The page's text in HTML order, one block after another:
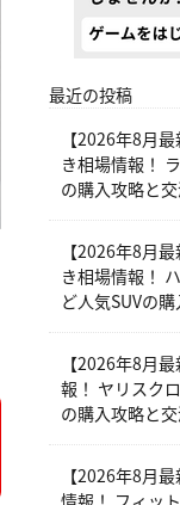
最近の投稿
【2026年8月
き相場情報！
の購入攻略と
【2026年8月
き相場情報！
ど人気SUVの
【2026年8月
報！ ヤリスク
の購入攻略と
【2026年8月
情報！ フィッ